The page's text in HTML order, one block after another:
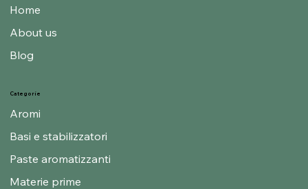
Categorie
Aromi
Basi e stabilizzatori
Paste aromatizzanti
Materie prime
Home
About us
Blog